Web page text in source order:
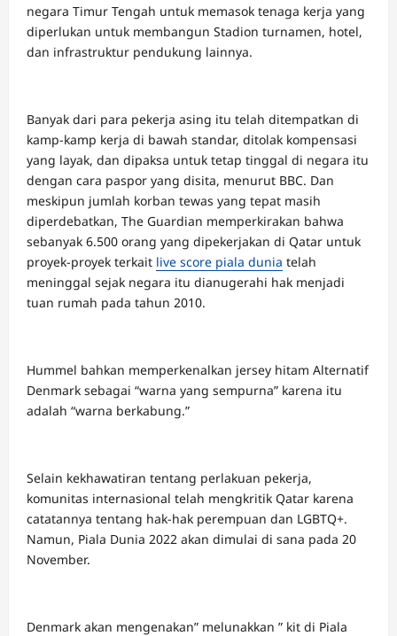
negara Timur Tengah untuk memasok tenaga kerja yang
diperlukan untuk membangun Stadion turnamen, hotel,
dan infrastruktur pendukung lainnya.
Banyak dari para pekerja asing itu telah ditempatkan di
kamp-kamp kerja di bawah standar, ditolak kompensasi
yang layak, dan dipaksa untuk tetap tinggal di negara itu
dengan cara paspor yang disita, menurut BBC. Dan
meskipun jumlah korban tewas yang tepat masih
diperdebatkan, The Guardian memperkirakan bahwa
sebanyak 6.500 orang yang dipekerjakan di Qatar untuk
proyek-proyek terkait live score piala dunia telah
meninggal sejak negara itu dianugerahi hak menjadi
tuan rumah pada tahun 2010.
Hummel bahkan memperkenalkan jersey hitam Alternatif
Denmark sebagai “warna yang sempurna” karena itu
adalah “warna berkabung.”
Selain kekhawatiran tentang perlakuan pekerja,
komunitas internasional telah mengkritik Qatar karena
catatannya tentang hak-hak perempuan dan LGBTQ+.
Namun, Piala Dunia 2022 akan dimulai di sana pada 20
November.
Denmark akan mengenakan” melunakkan ” kit di Piala